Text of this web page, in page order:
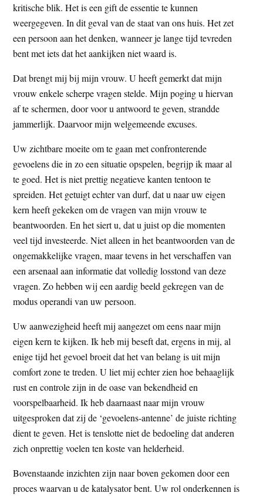
kritische blik. Het is een gift de essentie te kunnen
weergegeven. In dit geval van de staat van ons huis. Het zet
een persoon aan het denken, wanneer je lange tijd tevreden
bent met iets dat het aankijken niet waard is.
Dat brengt mij bij mijn vrouw. U heeft gemerkt dat mijn
vrouw enkele scherpe vragen stelde. Mijn poging u hiervan
af te schermen, door voor u antwoord te geven, strandde
jammerlijk. Daarvoor mijn welgemeende excuses.
Uw zichtbare moeite om te gaan met confronterende
gevoelens die in zo een situatie opspelen, begrijp ik maar al
te goed. Het is niet prettig negatieve kanten tentoon te
spreiden. Het getuigt echter van durf, dat u naar uw eigen
kern heeft gekeken om de vragen van mijn vrouw te
beantwoorden. En het siert u, dat u juist op die momenten
veel tijd investeerde. Niet alleen in het beantwoorden van de
ongemakkelijke vragen, maar tevens in het verschaffen van
een arsenaal aan informatie dat volledig losstond van deze
vragen. Zo hebben wij een aardig beeld gekregen van de
modus operandi van uw persoon.
Uw aanwezigheid heeft mij aangezet om eens naar mijn
eigen kern te kijken. Ik heb mij beseft dat, ergens in mij, al
enige tijd het gevoel broeit dat het van belang is uit mijn
comfort zone te treden. U liet mij echter zien hoe behaaglijk
rust en controle zijn in de oase van bekendheid en
voorspelbaarheid. Ik heb daarnaast naar mijn vrouw
uitgesproken dat zij de ‘gevoelens-antenne’ de juiste richting
dient te geven. Het is tenslotte niet de bedoeling dat anderen
zich onprettig voelen ten koste van helderheid.
Bovenstaande inzichten zijn naar boven gekomen door een
proces waarvan u de katalysator bent. Uw rol onderkennen is